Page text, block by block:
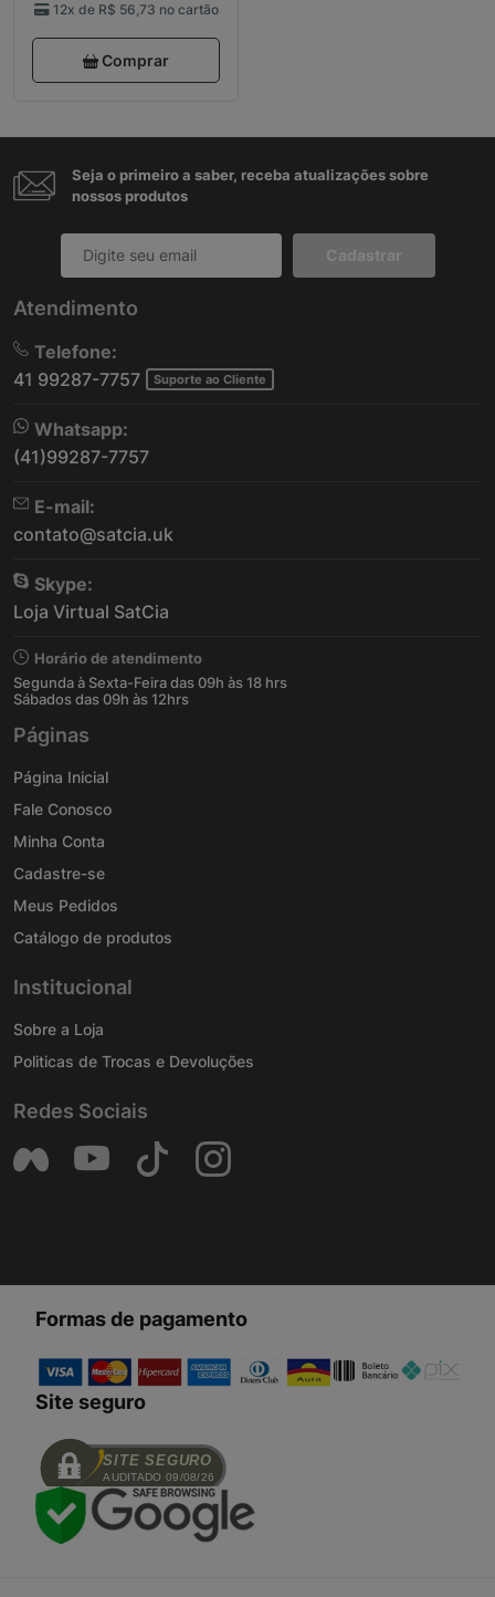
12x de R$ 56,73 no cartão
Comprar
Seja o primeiro a saber, receba atualizações sobre
nossos produtos
Cadastrar
Atendimento
Telefone:
41 99287-7757
Suporte ao Cliente
Whatsapp:
(41)99287-7757
E-mail:
contato@satcia.uk
Skype:
Loja Virtual SatCia
Horário de atendimento
Segunda à Sexta-Feira das 09h às 18 hrs
Sábados das 09h às 12hrs
Páginas
Página Inicial
Fale Conosco
Minha Conta
Cadastre-se
Meus Pedidos
Catálogo de produtos
Institucional
Sobre a Loja
Politicas de Trocas e Devoluções
Redes Sociais
Formas de pagamento
Site seguro
SITE SEGURO
AUDITADO 09/08/26